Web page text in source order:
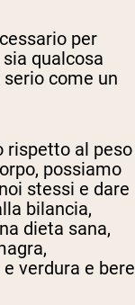
per
qualcosa
come un
rispetto al peso
possiamo
stessi e dare
bilancia,
dieta sana,
verdura e bere